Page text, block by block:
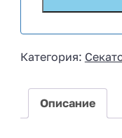
s
a
7
Категория:
Описание